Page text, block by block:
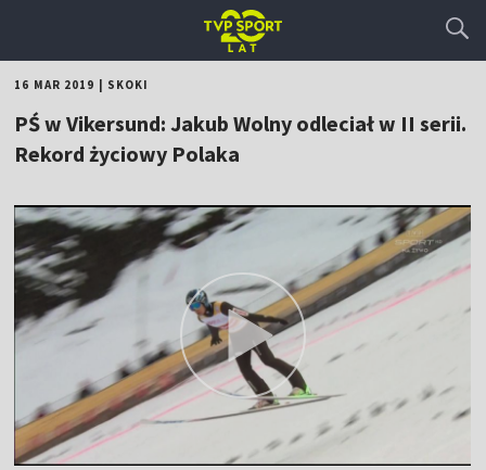
16 MAR 2019 SKOKI
PŚ w Vikersund: Jakub Wolny odleciał w II serii.
Rekord życiowy Polaka